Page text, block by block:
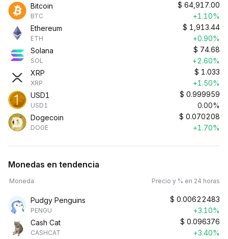
Bitcoin
BTC
$ 64,917.00
+1.10%
Ethereum
ETH
$ 1,913.44
+0.90%
Solana
SOL
$ 74.68
+2.60%
XRP
XRP
$ 1.033
+1.50%
USD1
USD1
$ 0.999959
0.00%
Dogecoin
DOGE
$ 0.070208
+1.70%
Monedas en tendencia
Moneda Precio y % en 24 horas
Pudgy Penguins
PENGU
$ 0.00622483
+3.10%
Cash Cat
CASHCAT
$ 0.096376
+3.40%